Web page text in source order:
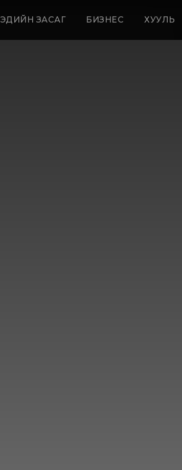
ЭДИЙН ЗАСАГ БИЗНЕС ХУУЛЬ